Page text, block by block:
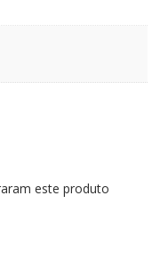
este produto